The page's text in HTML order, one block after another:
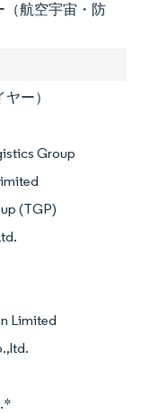
（航空宇宙・防
ー）
Group
(TGP)
Limited